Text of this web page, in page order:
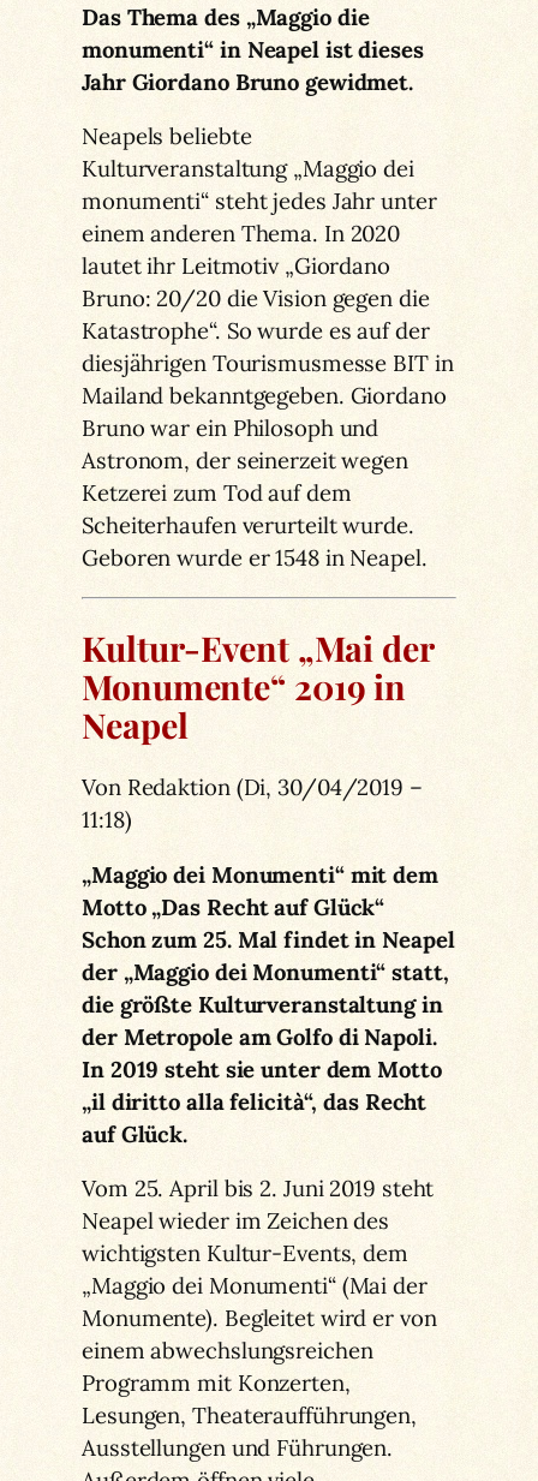
Das Thema des „Maggio die
monumenti“ in Neapel ist dieses
Jahr Giordano Bruno gewidmet.
Neapels beliebte
Kulturveranstaltung „Maggio dei
monumenti“ steht jedes Jahr unter
einem anderen Thema. In 2020
lautet ihr Leitmotiv „Giordano
Bruno: 20/20 die Vision gegen die
Katastrophe“. So wurde es auf der
diesjährigen Tourismusmesse BIT in
Mailand bekanntgegeben. Giordano
Bruno war ein Philosoph und
Astronom, der seinerzeit wegen
Ketzerei zum Tod auf dem
Scheiterhaufen verurteilt wurde.
Geboren wurde er 1548 in Neapel.
Kultur-Event „Mai der
Monumente“ 2019 in
Neapel
Von Redaktion (Di, 30/04/2019 –
11:18)
„Maggio dei Monumenti“ mit dem
Motto „Das Recht auf Glück“
Schon zum 25. Mal findet in Neapel
der „Maggio dei Monumenti“ statt,
die größte Kulturveranstaltung in
der Metropole am Golfo di Napoli.
In 2019 steht sie unter dem Motto
„il diritto alla felicità“, das Recht
auf Glück.
Vom 25. April bis 2. Juni 2019 steht
Neapel wieder im Zeichen des
wichtigsten Kultur-Events, dem
„Maggio dei Monumenti“ (Mai der
Monumente). Begleitet wird er von
einem abwechslungsreichen
Programm mit Konzerten,
Lesungen, Theateraufführungen,
Ausstellungen und Führungen.